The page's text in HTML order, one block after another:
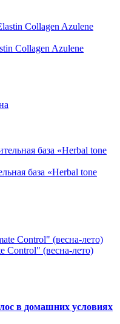
Collagen Azulene
база «Herbal tone
Control" (весна-лето)
в домашних условиях